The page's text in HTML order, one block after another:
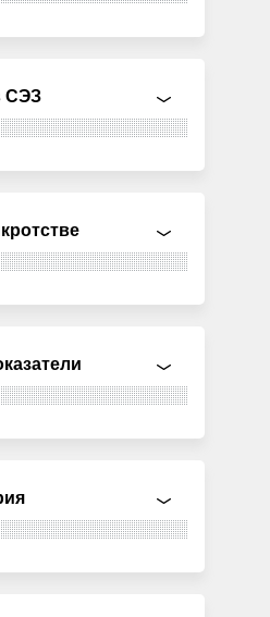
СЭЗ